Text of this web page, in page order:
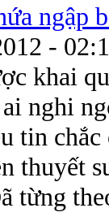
ngập
-
khai
nghi
tin
thuyết
từng